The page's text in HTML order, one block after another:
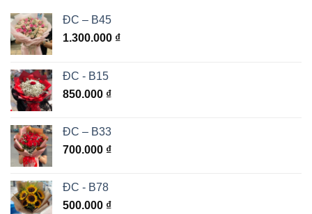
ĐC – B45
1.300.000 ₫
ĐC - B15
850.000 ₫
ĐC – B33
700.000 ₫
ĐC - B78
500.000 ₫